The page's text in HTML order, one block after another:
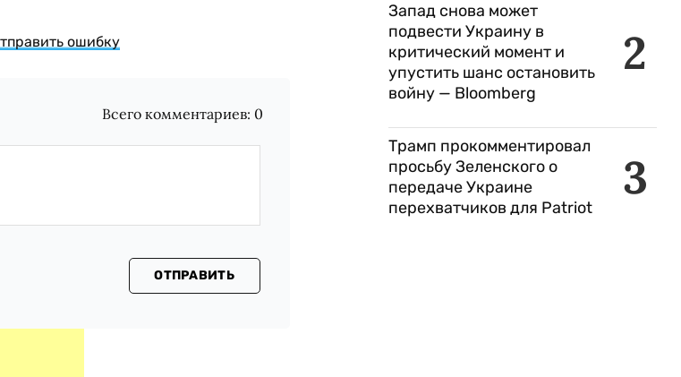
ошибку
Всего комментариев: 0
ОТПРАВИТЬ
2
Запад снова может
подвести Украину в
критический момент и
упустить шанс остановить
войну — Bloomberg
3
Трамп прокомментировал
просьбу Зеленского о
передаче Украине
перехватчиков для Patriot